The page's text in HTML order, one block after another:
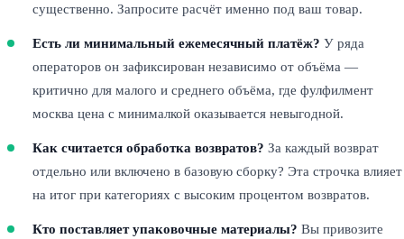
существенно. Запросите расчёт именно под ваш товар.
Есть ли минимальный ежемесячный платёж? У ряда
операторов он зафиксирован независимо от объёма —
критично для малого и среднего объёма, где фулфилмент
москва цена с минималкой оказывается невыгодной.
Как считается обработка возвратов? За каждый возврат
отдельно или включено в базовую сборку? Эта строчка влияет
на итог при категориях с высоким процентом возвратов.
Кто поставляет упаковочные материалы? Вы привозите